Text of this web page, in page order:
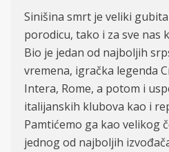
Sinišina smrt je veliki
porodicu, tako i za sve nas
Bio je jedan od najboljih
vremena, igračka legenda
Intera, Rome, a potom i
italijanskih klubova kao i
Pamtićemo ga kao velikog
jednog od najboljih